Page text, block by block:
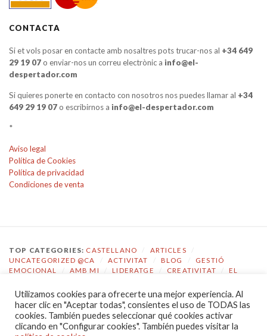
CONTACTA
Si et vols posar en contacte amb nosaltres pots trucar-nos al +34 649
29 19 07o enviar-nos un correu electrònic a info@el-
despertador.com
Si quieres ponerte en contacto con nosotros nos puedes llamar al +34
649 29 19 07o escribirnos a info@el-despertador.com
*
Aviso legal
Política de Cookies
Política de privacidad
Condiciones de venta
TOP CATEGORIES: CASTELLANO ARTICLES
UNCATEGORIZED @CA
ACTIVITAT BLOG
GESTIÓ
EMOCIONAL
/ AMB MI / LIDERATGE / CREATIVITAT /
EL
TOP TAGS: COACHING / GESTIÓ EMOCIONAL / ECOLOGIA
EMOCIONAL / EL DESPERTADOR / CONSCIÈNCIA /
AUTOCONEIXEMENT / JOVES / COMPETÈNCIES /
COMUNICACIÓ / LIDERATGE
Utilizamos cookies para ofrecerte una mejor experiencia. Al
hacer clic en "Aceptar todas", consientes el uso de TODAS las
cookies. También puedes seleccionar qué cookies activar
clicando en "Configurar cookies". También puedes visitar la